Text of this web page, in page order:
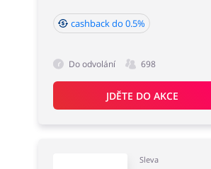
cashback do 0.5%
Do odvolání 698
JDĚTE DO AKCE
Sleva